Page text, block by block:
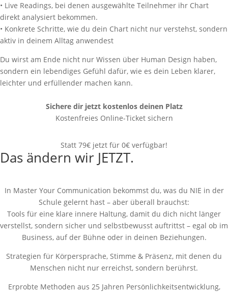
• Live Readings, bei denen ausgewählte Teilnehmer ihr Chart
direkt analysiert bekommen.
• Konkrete Schritte, wie du dein Chart nicht nur verstehst, sondern
aktiv in deinem Alltag anwendest
Du wirst am Ende nicht nur Wissen über Human Design haben,
sondern ein lebendiges Gefühl dafür, wie es dein Leben klarer,
leichter und erfüllender machen kann.
Sichere dir jetzt kostenlos deinen Platz
Kostenfreies Online-Ticket sichern
Statt 79€ jetzt für 0€ verfügbar!
Das ändern wir JETZT.
In Master Your Communication bekommst du, was du NIE in der
Schule gelernt hast – aber überall brauchst:
Tools für eine klare innere Haltung, damit du dich nicht länger
verstellst, sondern sicher und selbstbewusst auftrittst – egal ob im
Business, auf der Bühne oder in deinen Beziehungen.
Strategien für Körpersprache, Stimme & Präsenz, mit denen du
Menschen nicht nur erreichst, sondern berührst.
Erprobte Methoden aus 25 Jahren Persönlichkeitsentwicklung,